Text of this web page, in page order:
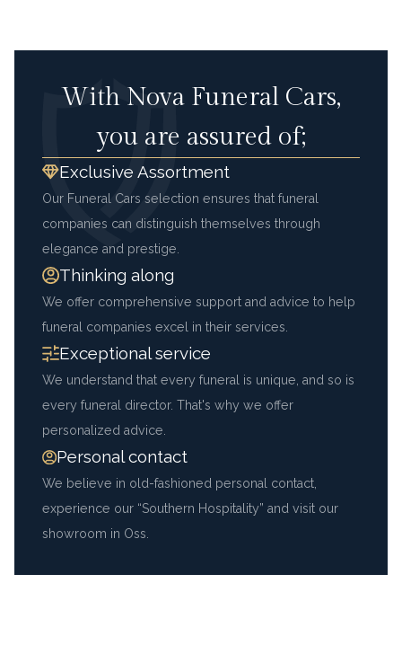
With Nova Funeral Cars,
you are assured of;
Exclusive Assortment
Our Funeral Cars selection ensures that funeral
companies can distinguish themselves through
elegance and prestige.
Thinking along
We offer comprehensive support and advice to help
funeral companies excel in their services.
Exceptional service
We understand that every funeral is unique, and so is
every funeral director. That's why we offer
personalized advice.
Personal contact
We believe in old-fashioned personal contact,
experience our “Southern Hospitality” and visit our
showroom in Oss.